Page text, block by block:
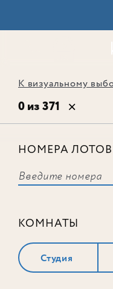
К визуальному
0 из 371
НОМЕРА ЛОТОВ
КОМНАТЫ
Студия